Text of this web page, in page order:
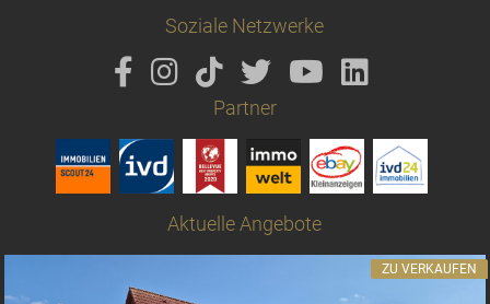
Soziale Netzwerke
Partner
Aktuelle Angebote
ZU VERKAUFEN